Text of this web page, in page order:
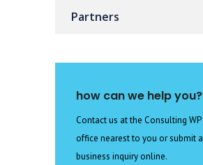
Partners
how can we help you?
Contact us at the Consulting WP
office nearest to you or submit a
business inquiry online.